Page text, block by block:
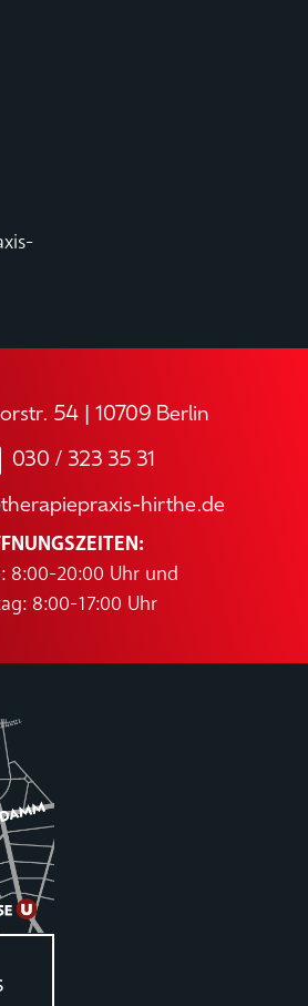
54 | 10709 Berlin
030 / 323 35 31
hirthe.de
8:00-20:00 Uhr und
8:00-17:00 Uhr